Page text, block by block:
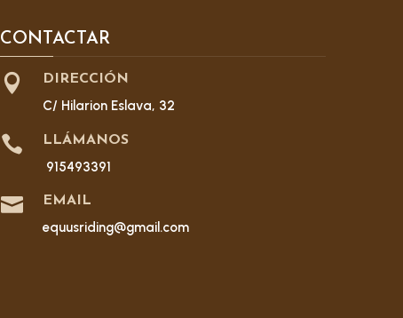
CONTACTAR
 DIRECCIÓN
C/ Hilarion Eslava, 32
 LLÁMANOS
915493391
 EMAIL
equusriding@gmail.com